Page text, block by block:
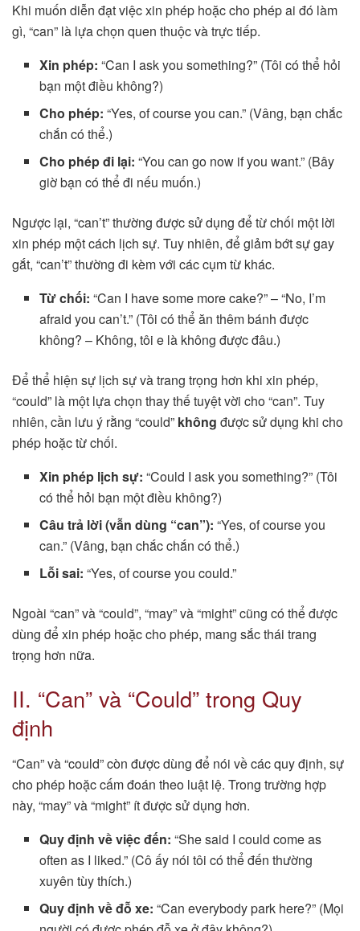
Khi muốn diễn đạt việc xin phép hoặc cho phép ai đó làm
gì, “can” là lựa chọn quen thuộc và trực tiếp.
Xin phép: “Can I ask you something?” (Tôi có thể hỏi
bạn một điều không?)
Cho phép: “Yes, of course you can.” (Vâng, bạn chắc
chắn có thể.)
Cho phép đi lại: “You can go now if you want.” (Bây
giờ bạn có thể đi nếu muốn.)
Ngược lại, “can’t” thường được sử dụng để từ chối một lời
xin phép một cách lịch sự. Tuy nhiên, để giảm bớt sự gay
gắt, “can’t” thường đi kèm với các cụm từ khác.
Từ chối: “Can I have some more cake?” – “No, I’m
afraid you can’t.” (Tôi có thể ăn thêm bánh được
không? – Không, tôi e là không được đâu.)
Để thể hiện sự lịch sự và trang trọng hơn khi xin phép,
“could” là một lựa chọn thay thế tuyệt vời cho “can”. Tuy
nhiên, cần lưu ý rằng “could” không được sử dụng khi cho
phép hoặc từ chối.
Xin phép lịch sự: “Could I ask you something?” (Tôi
có thể hỏi bạn một điều không?)
Câu trả lời (vẫn dùng “can”): “Yes, of course you
can.” (Vâng, bạn chắc chắn có thể.)
Lỗi sai: “Yes, of course you could.”
Ngoài “can” và “could”, “may” và “might” cũng có thể được
dùng để xin phép hoặc cho phép, mang sắc thái trang
trọng hơn nữa.
II. “Can” và “Could” trong Quy
định
“Can” và “could” còn được dùng để nói về các quy định, sự
cho phép hoặc cấm đoán theo luật lệ. Trong trường hợp
này, “may” và “might” ít được sử dụng hơn.
Quy định về việc đến: “She said I could come as
often as I liked.” (Cô ấy nói tôi có thể đến thường
xuyên tùy thích.)
Quy định về đỗ xe: “Can everybody park here?” (Mọi